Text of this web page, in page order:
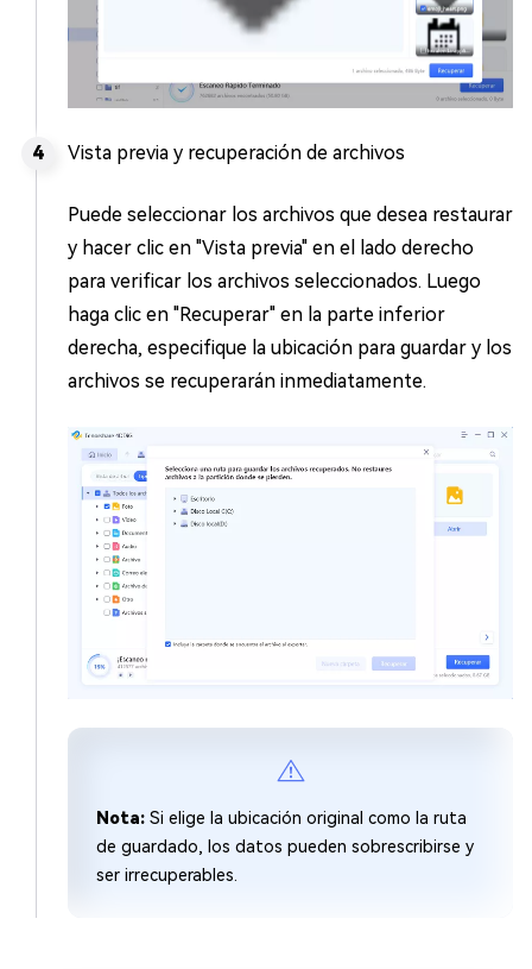
Vista previa y recuperación de archivos
Puede seleccionar los archivos que desea restaurar
y hacer clic en "Vista previa" en el lado derecho
para verificar los archivos seleccionados. Luego
haga clic en "Recuperar" en la parte inferior
derecha, especifique la ubicación para guardar y los
archivos se recuperarán inmediatamente.
Nota: Si elige la ubicación original como la ruta
de guardado, los datos pueden sobrescribirse y
ser irrecuperables.